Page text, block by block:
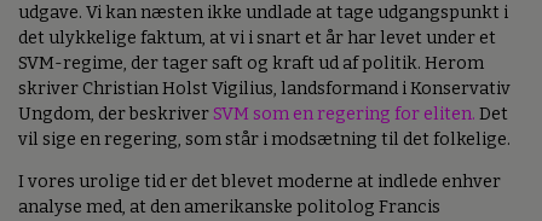
udgave. Vi kan næsten ikke undlade at tage udgangspunkt i
det ulykkelige faktum, at vi i snart et år har levet under et
SVM-regime, der tager saft og kraft ud af politik. Herom
skriver Christian Holst Vigilius, landsformand i Konservativ
Ungdom, der beskriver SVM som en regering for eliten. Det
vil sige en regering, som står i modsætning til det folkelige.
I vores urolige tid er det blevet moderne at indlede enhver
analyse med, at den amerikanske politolog Francis